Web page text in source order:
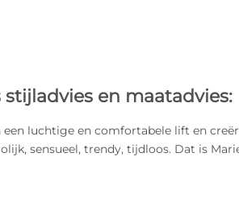
stijladvies en maatadvies:
een luchtige en comfortabele lift en
sensueel, trendy, tijdloos. Dat is